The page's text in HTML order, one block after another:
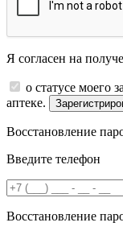
Я согласен на
о статусе моего
аптеке.
Восстановление
Введите телефон
Восстановление